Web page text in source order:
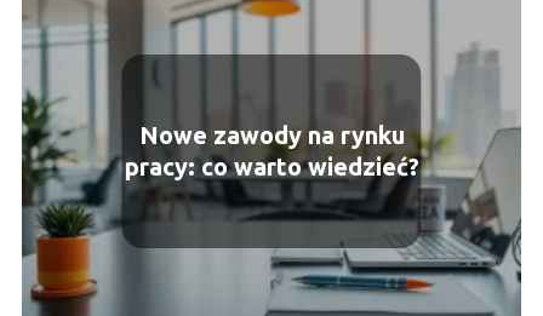
Nowe zawody na rynku
pracy: co warto wiedzieć?